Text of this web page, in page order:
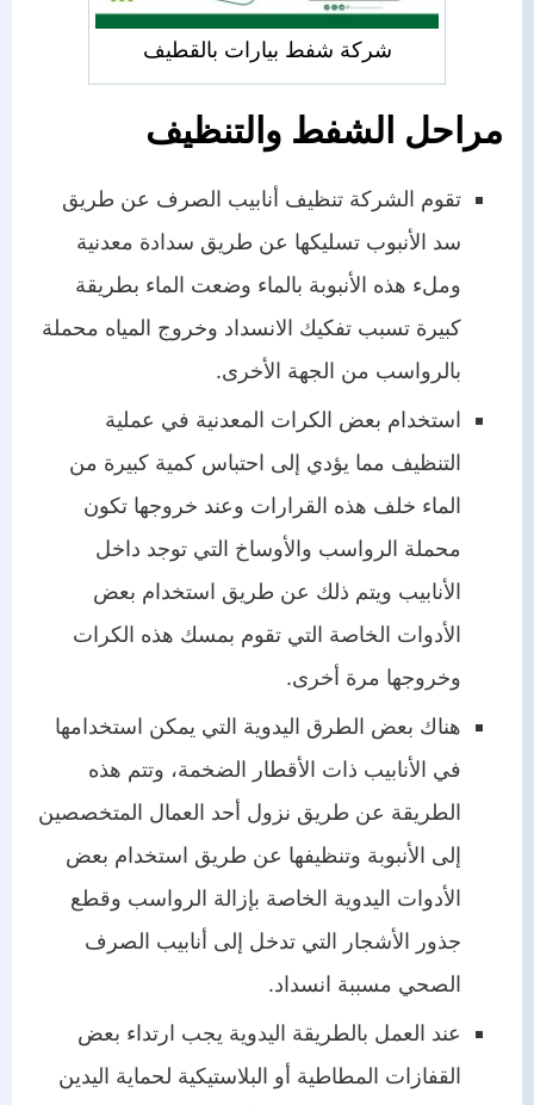
شركة شفط بيارات بالقطيف
مراحل الشفط والتنظيف
تقوم الشركة تنظيف أنابيب الصرف عن طريق
سد الأنبوب تسليكها عن طريق سدادة معدنية
وملء هذه الأنبوبة بالماء وضعت الماء بطريقة
كبيرة تسبب تفكيك الانسداد وخروج المياه محملة
بالرواسب من الجهة الأخرى.
استخدام بعض الكرات المعدنية في عملية
التنظيف مما يؤدي إلى احتباس كمية كبيرة من
الماء خلف هذه القرارات وعند خروجها تكون
محملة الرواسب والأوساخ التي توجد داخل
الأنابيب ويتم ذلك عن طريق استخدام بعض
الأدوات الخاصة التي تقوم بمسك هذه الكرات
وخروجها مرة أخرى.
هناك بعض الطرق اليدوية التي يمكن استخدامها
في الأنابيب ذات الأقطار الضخمة، وتتم هذه
الطريقة عن طريق نزول أحد العمال المتخصصين
إلى الأنبوبة وتنظيفها عن طريق استخدام بعض
الأدوات اليدوية الخاصة بإزالة الرواسب وقطع
جذور الأشجار التي تدخل إلى أنابيب الصرف
الصحي مسببة انسداد.
عند العمل بالطريقة اليدوية يجب ارتداء بعض
القفازات المطاطية أو البلاستيكية لحماية اليدين